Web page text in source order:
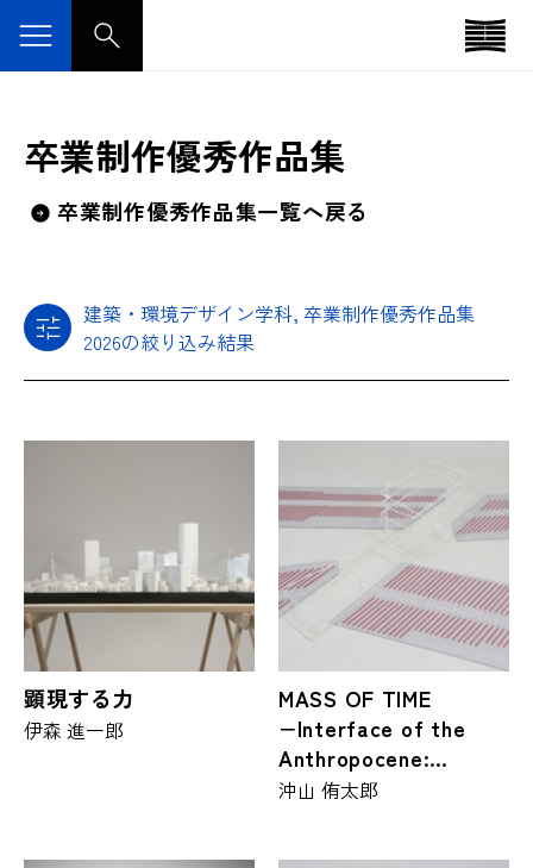
卒業制作優秀作品集
卒業制作優秀作品集一覧へ戻る
建築・環境デザイン学科, 卒業制作優秀作品集
2026の絞り込み結果
顕現する力
伊森 進一郎
MASS OF TIME
−Interface of the
Anthropocene:
100,000 Years−
沖山 侑太郎